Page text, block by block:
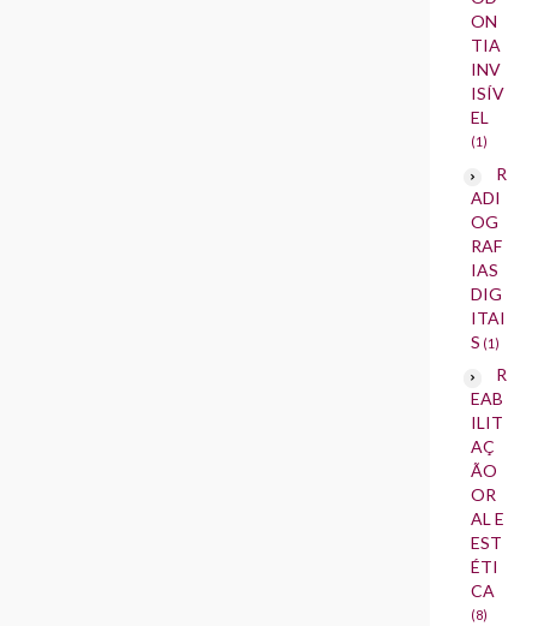
ON
TIA
INV
ISÍV
EL
(1)
R
ADI
OG
RAF
IAS
DIG
ITAI
S (1)
R
EAB
ILIT
AÇ
ÃO
OR
AL E
EST
ÉTI
CA
(8)